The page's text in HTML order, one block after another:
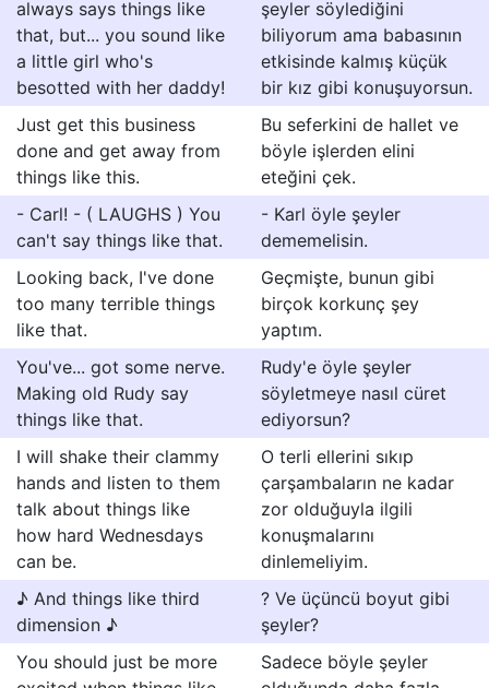
always says things like
that, but... you sound like
a little girl who's
besotted with her daddy!
şeyler söylediğini
biliyorum ama babasının
etkisinde kalmış küçük
bir kız gibi konuşuyorsun.
Just get this business
done and get away from
things like this.
Bu seferkini de hallet ve
böyle işlerden elini
eteğini çek.
- Carl! - ( LAUGHS ) You
can't say things like that.
- Karl öyle şeyler
dememelisin.
Looking back, I've done
too many terrible things
like that.
Geçmişte, bunun gibi
birçok korkunç şey
yaptım.
You've... got some nerve.
Making old Rudy say
things like that.
Rudy'e öyle şeyler
söyletmeye nasıl cüret
ediyorsun?
I will shake their clammy
hands and listen to them
talk about things like
how hard Wednesdays
can be.
O terli ellerini sıkıp
çarşambaların ne kadar
zor olduğuyla ilgili
konuşmalarını
dinlemeliyim.
♪ And things like third
dimension ♪
? Ve üçüncü boyut gibi
şeyler?
You should just be more
Sadece böyle şeyler